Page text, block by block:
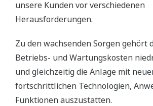
unsere Kunden vor verschiedenen
Herausforderungen.
Zu den wachsenden Sorgen gehört
Betriebs- und Wartungskosten
und gleichzeitig die Anlage mit
fortschrittlichen Technologien,
Funktionen auszustatten.